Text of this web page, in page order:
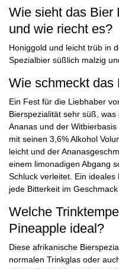
Wie sieht das Bier
und wie riecht es?
Honiggold und leicht trüb in
Spezialbier süßlich malzig
Wie schmeckt das
Ein Fest für die Liebhaber
Bierspezialität sehr süß,
Ananas und der
mit seinen 3,6% Alkohol
leicht und der
einem limonadigen Abgang
Schluck verleitet. Ein
jede Bitterkeit im
Welche
Pineapple ideal?
Diese afrikanische
normalen Trinkglas oder